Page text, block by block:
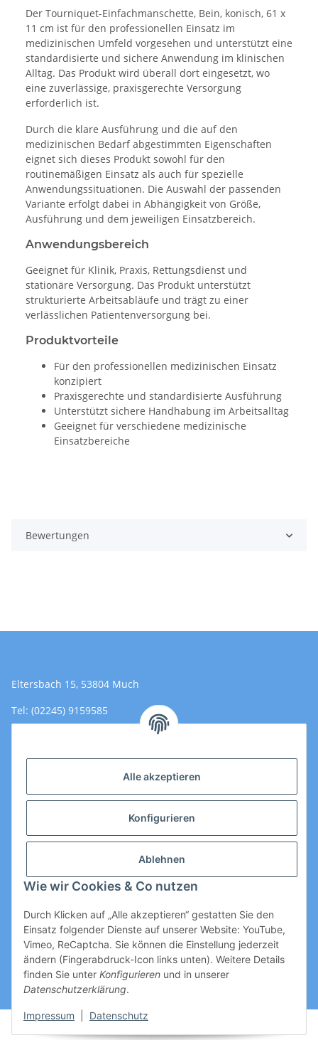
Alle akzeptieren
Konfigurieren
Ablehnen
Wie wir Cookies & Co nutzen
Durch Klicken auf „Alle akzeptieren“ gestatten Sie den
Einsatz folgender Dienste auf unserer Website: YouTube,
Vimeo, ReCaptcha. Sie können die Einstellung jederzeit
ändern (Fingerabdruck-Icon links unten). Weitere Details
finden Sie unter Konfigurieren und in unserer
Datenschutzerklärung.
Impressum Datenschutz
Der Tourniquet-Einfachmanschette, Bein, konisch, 61 x
11 cm ist für den professionellen Einsatz im
medizinischen Umfeld vorgesehen und unterstützt eine
standardisierte und sichere Anwendung im klinischen
Alltag. Das Produkt wird überall dort eingesetzt, wo
eine zuverlässige, praxisgerechte Versorgung
erforderlich ist.
Durch die klare Ausführung und die auf den
medizinischen Bedarf abgestimmten Eigenschaften
eignet sich dieses Produkt sowohl für den
routinemäßigen Einsatz als auch für spezielle
Anwendungssituationen. Die Auswahl der passenden
Variante erfolgt dabei in Abhängigkeit von Größe,
Ausführung und dem jeweiligen Einsatzbereich.
Anwendungsbereich
Geeignet für Klinik, Praxis, Rettungsdienst und
stationäre Versorgung. Das Produkt unterstützt
strukturierte Arbeitsabläufe und trägt zu einer
verlässlichen Patientenversorgung bei.
Produktvorteile
Für den professionellen medizinischen Einsatz
konzipiert
Praxisgerechte und standardisierte Ausführung
Unterstützt sichere Handhabung im Arbeitsalltag
Geeignet für verschiedene medizinische
Einsatzbereiche
Bewertungen
Eltersbach 15, 53804 Much
Tel: (02245) 9159585
Email: Kontakt@toromedical.de
Öffnungszeiten (Mo-Fr.) 8:00 - 17:00
Vertrag widerrufen
* Alle Preise zzgl. gesetzlicher USt., zzgl.